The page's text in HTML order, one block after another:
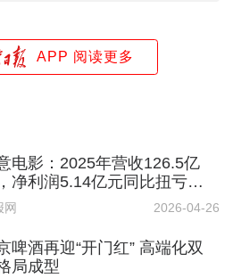
APP 阅读更多
电影：2025年营收126.5亿
净利润5.14亿元同比扭亏为
网 2026-04-26
啤酒再迎“开门红” 高端化双
局成型